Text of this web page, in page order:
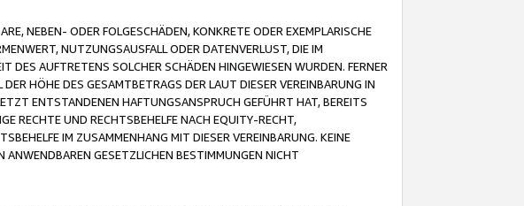
NEBEN- ODER FOLGESCHÄDEN, KONKRETE ODER EXEMPLARISCHE
NUTZUNGSAUSFALL ODER DATENVERLUST, DIE IM
DES AUFTRETENS SOLCHER SCHÄDEN HINGEWIESEN WURDEN. FERNER
HÖHE DES GESAMTBETRAGS DER LAUT DIESER VEREINBARUNG IN
ENTSTANDENEN HAFTUNGSANSPRUCH GEFÜHRT HAT, BEREITS
RECHTE UND RECHTSBEHELFE NACH EQUITY-RECHT,
IM ZUSAMMENHANG MIT DIESER VEREINBARUNG. KEINE
GESETZLICHEN BESTIMMUNGEN NICHT